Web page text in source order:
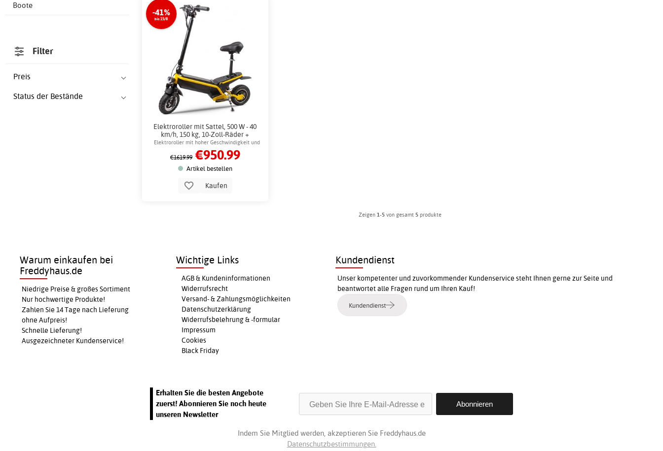
Boote
Filter
Preis
Status der Bestände
-41%
bis 15/8
Elektroroller mit Sattel, 500 W - 40
km/h, 150 kg, 10-Zoll-Räder +
Schlosskette
Elektroroller mit hoher Geschwindigkeit und
Reichweite
€1619.99 €950.99
Artikel bestellen
Kaufen
Zeigen1-5 von gesamt5 produkte
Warum einkaufen bei
Freddyhaus.de
Niedrige Preise & großes Sortiment
Nur hochwertige Produkte!
Zahlen Sie 14 Tage nach Lieferung
ohne Aufpreis!
Schnelle Lieferung!
Ausgezeichneter Kundenservice!
Wichtige Links
AGB & Kundeninformationen
Widerrufsrecht
Versand- & Zahlungsmöglichkeiten
Datenschutzerklärung
Widerrufsbelehrung & -formular
Impressum
Cookies
Black Friday
Kundendienst
Unser kompetenter und zuvorkommender Kundenservice steht Ihnen gerne zur Seite und
beantwortet alle Fragen rund um Ihren Kauf!
Kundendienst
Erhalten Sie die besten Angebote
zuerst! Abonnieren Sie noch heute
unseren Newsletter
Indem Sie Mitglied werden, akzeptieren Sie Freddyhaus.de
Datenschutzbestimmungen.